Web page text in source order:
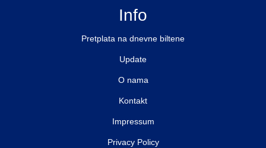
Info
Pretplata na dnevne biltene
Update
O nama
Kontakt
Impressum
Privacy Policy